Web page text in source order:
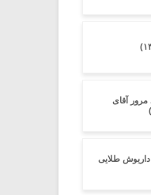
مرور آقای
داریوش طلایی